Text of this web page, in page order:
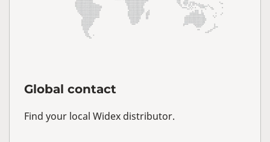
Global contact
Find your local Widex distributor.